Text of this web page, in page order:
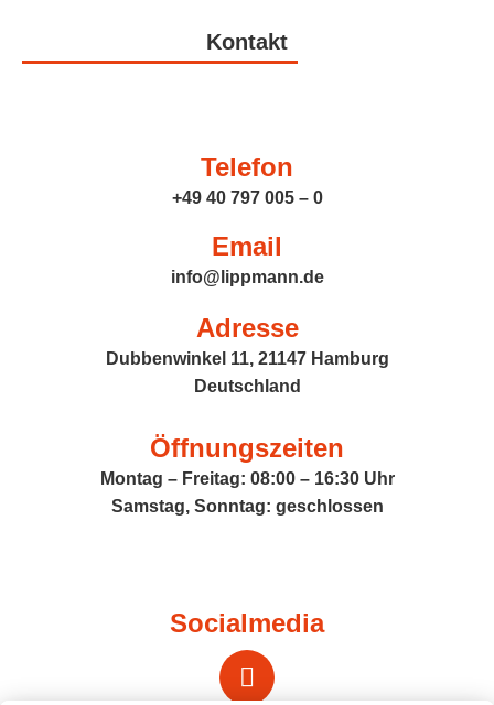
Kontakt
Telefon
+49 40 797 005 – 0
Email
info@lippmann.de
Adresse
Dubbenwinkel 11, 21147 Hamburg
Deutschland
Öffnungszeiten
Montag – Freitag: 08:00 – 16:30 Uhr
Samstag, Sonntag: geschlossen
Socialmedia
Instagram